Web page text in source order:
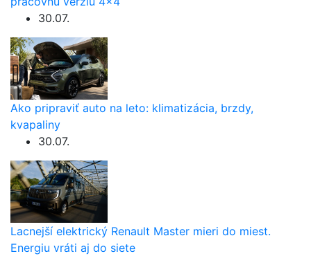
30.07.
Ako pripraviť auto na leto: klimatizácia, brzdy,
kvapaliny
30.07.
Lacnejší elektrický Renault Master mieri do miest.
Energiu vráti aj do siete